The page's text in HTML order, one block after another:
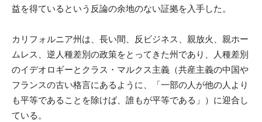
益を得ているという反論の余地のない証拠を入手した。
カリフォルニア州は、長い間、反ビジネス、親放火、親ホー
ムレス、逆人種差別の政策をとってきた州であり、人種差別
のイデオロギーとクラス・マルクス主義（共産主義の中国や
フランスの古い格言にあるように、「一部の人が他の人より
も平等であることを除けば、誰もが平等である」）に迎合し
ている。